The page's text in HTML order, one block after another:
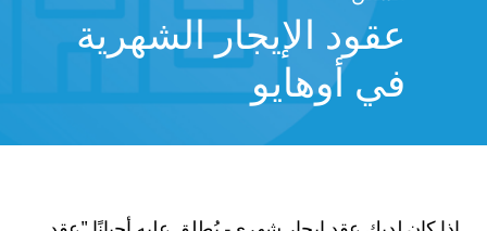
عقود الإيجار الشهرية
في أوهايو